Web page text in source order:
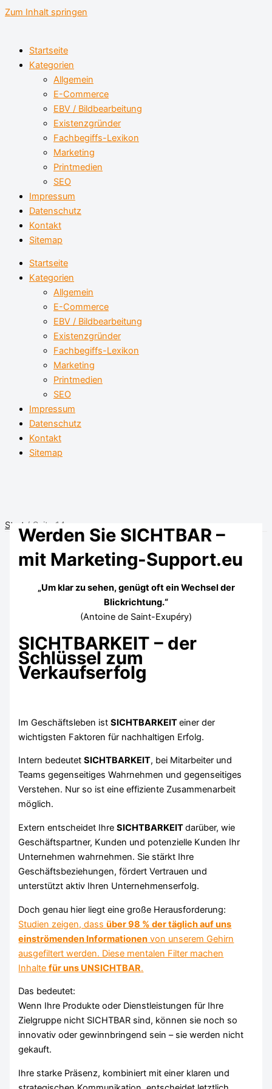
Zum Inhalt springen
Startseite
Kategorien
Allgemein
E-Commerce
EBV / Bildbearbeitung
Existenzgründer
Fachbegiffs-Lexikon
Marketing
Printmedien
SEO
Impressum
Datenschutz
Kontakt
Sitemap
Startseite
Kategorien
Allgemein
E-Commerce
EBV / Bildbearbeitung
Existenzgründer
Fachbegiffs-Lexikon
Marketing
Printmedien
SEO
Impressum
Datenschutz
Kontakt
Sitemap
Start Seite 14
Werden Sie SICHTBAR –
mit Marketing-Support.eu
„Um klar zu sehen, genügt oft ein Wechsel der
Blickrichtung.“
(Antoine de Saint-Exupéry)
SICHTBARKEIT – der
Schlüssel zum
Verkaufserfolg
Im Geschäftsleben istSICHTBARKEITeiner der
wichtigsten Faktoren für nachhaltigen Erfolg.
Intern bedeutetSICHTBARKEIT, bei Mitarbeiter und
Teams gegenseitiges Wahrnehmen und gegenseitiges
Verstehen. Nur so ist eine effiziente Zusammenarbeit
möglich.
Extern entscheidet IhreSICHTBARKEITdarüber, wie
Geschäftspartner, Kunden und potenzielle Kunden Ihr
Unternehmen wahrnehmen. Sie stärkt Ihre
Geschäftsbeziehungen, fördert Vertrauen und
unterstützt aktiv Ihren Unternehmenserfolg.
Doch genau hier liegt eine große Herausforderung:
Studien zeigen, dassüber 98 % der täglich auf uns
einströmenden Informationen von unserem Gehirn
ausgefiltert werden. Diese mentalen Filter machen
Inhaltefür uns UNSICHTBAR.
Das bedeutet:
Wenn Ihre Produkte oder Dienstleistungen für Ihre
Zielgruppe nicht SICHTBAR sind, können sie noch so
innovativ oder gewinnbringend sein – sie werden nicht
gekauft.
Ihre starke Präsenz, kombiniert mit einer klaren und